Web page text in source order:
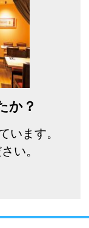
か？
います。
い。